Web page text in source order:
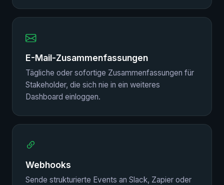
E-Mail-Zusammenfassungen
Tägliche oder sofortige Zusammenfassungen für
Stakeholder, die sich nie in ein weiteres
Dashboard einloggen.
Webhooks
Sende strukturierte Events an Slack, Zapier oder